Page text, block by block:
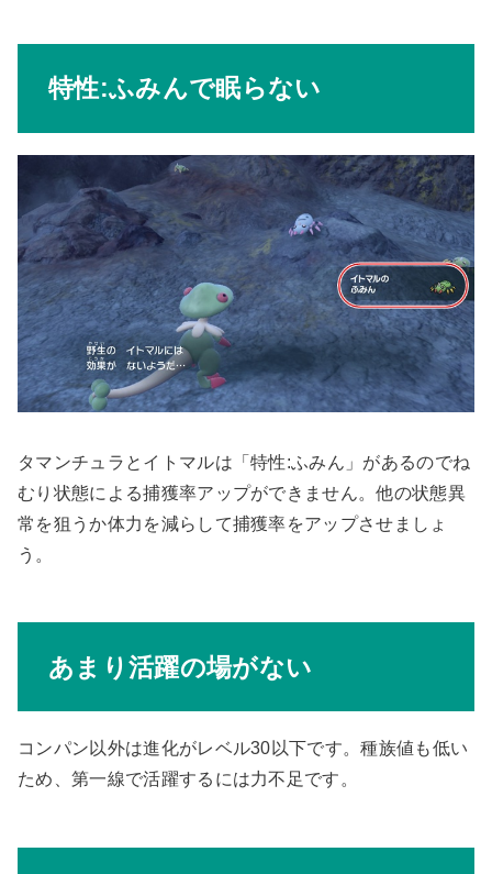
特性:ふみんで眠らない
タマンチュラとイトマルは「特性:ふみん」があるのでね
むり状態による捕獲率アップができません。他の状態異
常を狙うか体力を減らして捕獲率をアップさせましょ
う。
あまり活躍の場がない
コンパン以外は進化がレベル30以下です。種族値も低い
ため、第一線で活躍するには力不足です。